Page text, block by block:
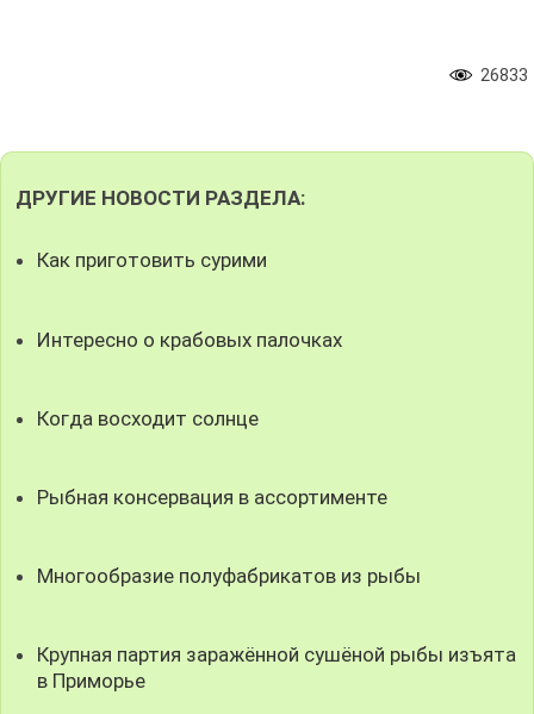
26833
ДРУГИЕ НОВОСТИ РАЗДЕЛА:
Как приготовить сурими
Интересно о крабовых палочках
Когда восходит солнце
Рыбная консервация в ассортименте
Многообразие полуфабрикатов из рыбы
Крупная партия заражённой сушёной рыбы изъята
в Приморье